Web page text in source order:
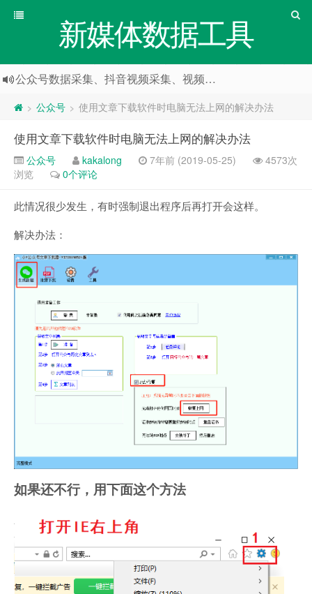
新媒体数据工具
公众号数据采集、抖音视频采集、视频号数据采集
> 公众号 > 使用文章下载软件时电脑无法上网的解决办法
使用文章下载软件时电脑无法上网的解决办法
公众号 kakalong 7年前 (2019-05-25)
4573次
浏览
0个评论
此情况很少发生，有时强制退出程序后再打开会这样。
解决办法：
如果还不行，用下面这个方法